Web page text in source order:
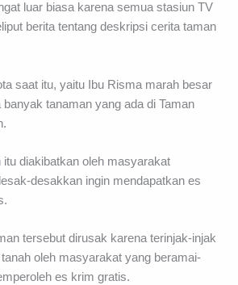
luar biasa karena semua stasiun TV
berita tentang deskripsi cerita taman
saat itu, yaitu Ibu Risma marah besar
banyak tanaman yang ada di Taman
itu diakibatkan oleh masyarakat
desakkan ingin mendapatkan es
tersebut dirusak karena terinjak-injak
oleh masyarakat yang beramai-
es krim gratis.